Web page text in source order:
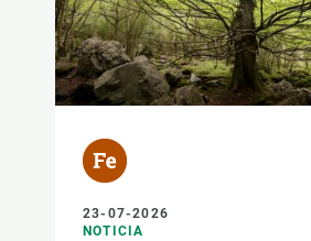
23-07-2026
NOTICIA